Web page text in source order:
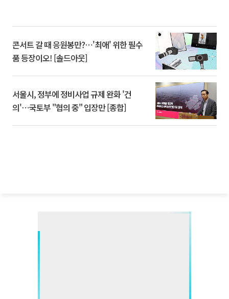
콘서트 갈 때 응원봉만?⋯'최애' 위한 필수
품 등장이오! [솔드아웃]
서울시, 정부에 정비사업 규제 완화 '건
의'⋯국토부 "협의 중" 입장만 [종합]